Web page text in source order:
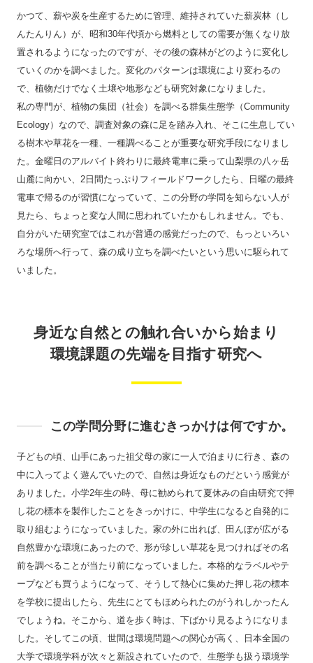
かつて、薪や炭を生産するために管理、維持されていた薪炭林（し
んたんりん）が、昭和30年代頃から燃料としての需要が無くなり放
置されるようになったのですが、その後の森林がどのように変化し
ていくのかを調べました。変化のパターンは環境により変わるの
で、植物だけでなく土壌や地形なども研究対象になりました。
私の専門が、植物の集団（社会）を調べる群集生態学（Community
Ecology）なので、調査対象の森に足を踏み入れ、そこに生息してい
る樹木や草花を一種、一種調べることが重要な研究手段になりまし
た。金曜日のアルバイト終わりに最終電車に乗って山梨県の八ヶ岳
山麓に向かい、2日間たっぷりフィールドワークしたら、日曜の最終
電車で帰るのが習慣になっていて、この分野の学問を知らない人が
見たら、ちょっと変な人間に思われていたかもしれません。でも、
自分がいた研究室ではこれが普通の感覚だったので、もっといろい
ろな場所へ行って、森の成り立ちを調べたいという思いに駆られて
いました。
身近な自然との触れ合いから始まり
環境課題の先端を目指す研究へ
この学問分野に進むきっかけは何ですか。
子どもの頃、山手にあった祖父母の家に一人で泊まりに行き、森の
中に入ってよく遊んでいたので、自然は身近なものだという感覚が
ありました。小学2年生の時、母に勧められて夏休みの自由研究で押
し花の標本を製作したことをきっかけに、中学生になると自発的に
取り組むようになっていました。家の外に出れば、田んぼが広がる
自然豊かな環境にあったので、形が珍しい草花を見つければその名
前を調べることが当たり前になっていました。本格的なラベルやテ
ープなども買うようになって、そうして熱心に集めた押し花の標本
を学校に提出したら、先生にとてもほめられたのがうれしかったん
でしょうね。そこから、道を歩く時は、下ばかり見るようになりま
した。そしてこの頃、世間は環境問題への関心が高く、日本全国の
大学で環境学科が次々と新設されていたので、生態学も扱う環境学